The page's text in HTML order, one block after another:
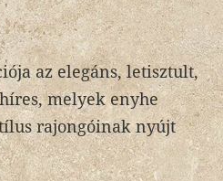
az elegáns, letisztult,
melyek enyhe
rajongóinak nyújt